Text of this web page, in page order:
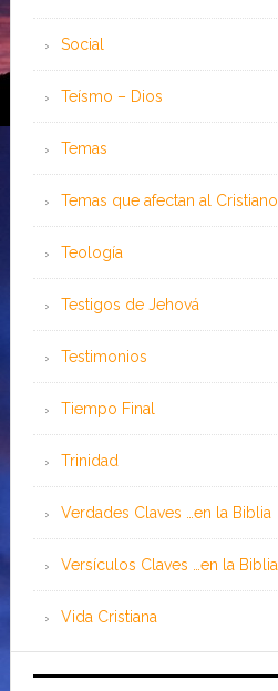
Social
Teísmo – Dios
Temas
Temas que afectan al Cristiano
Teología
Testigos de Jehová
Testimonios
Tiempo Final
Trinidad
Verdades Claves …en la Biblia
Versículos Claves …en la Biblia
Vida Cristiana